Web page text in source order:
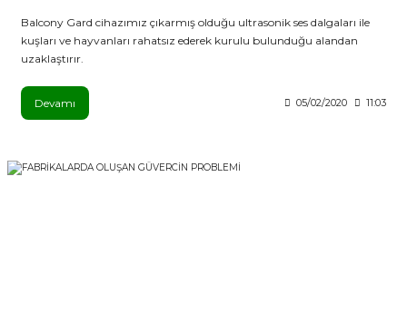
Balcony Gard cihazımız çıkarmış olduğu ultrasonik ses dalgaları ile
kuşları ve hayvanları rahatsız ederek kurulu bulunduğu alandan
uzaklaştırır.
Devamı 05/02/2020 11:03